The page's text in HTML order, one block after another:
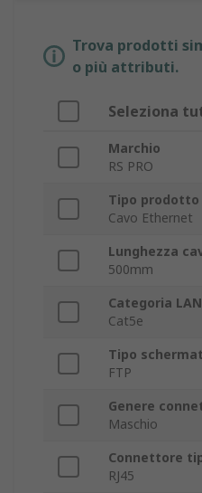
Trova prodotti
o più attributi.
Seleziona
Marchio
RS PRO
Tipo prodotto
Cavo Ethernet
Lunghezza
500mm
Categoria LAN
Cat5e
Tipo
FTP
Genere
Maschio
Connettore
RJ45